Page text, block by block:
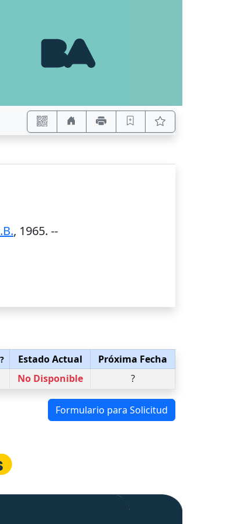
, 1965. --
Estado Actual
Próxima Fecha
No Disponible ?
Formulario para Solicitud